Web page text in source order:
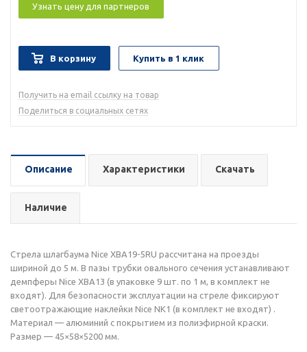
Узнать цену для партнеров
В корзину Купить в 1 клик
Получить на email ссылку на товар
Поделиться в социальных сетях
Описание Характеристики Скачать
Наличие
Стрела шлагбаума Nice XBA19-5RU рассчитана на проезды
шириной до 5 м. В пазы трубки овального сечения устанавливают
демпферы Nice XBA13 (в упаковке 9 шт. по 1 м, в комплект не
входят). Для безопасности эксплуатации на стреле фиксируют
светоотражающие наклейки Nice NK1 (в комплект не входят) .
Материал — алюминий с покрытием из полиэфирной краски.
Размер — 45×58×5200 мм.